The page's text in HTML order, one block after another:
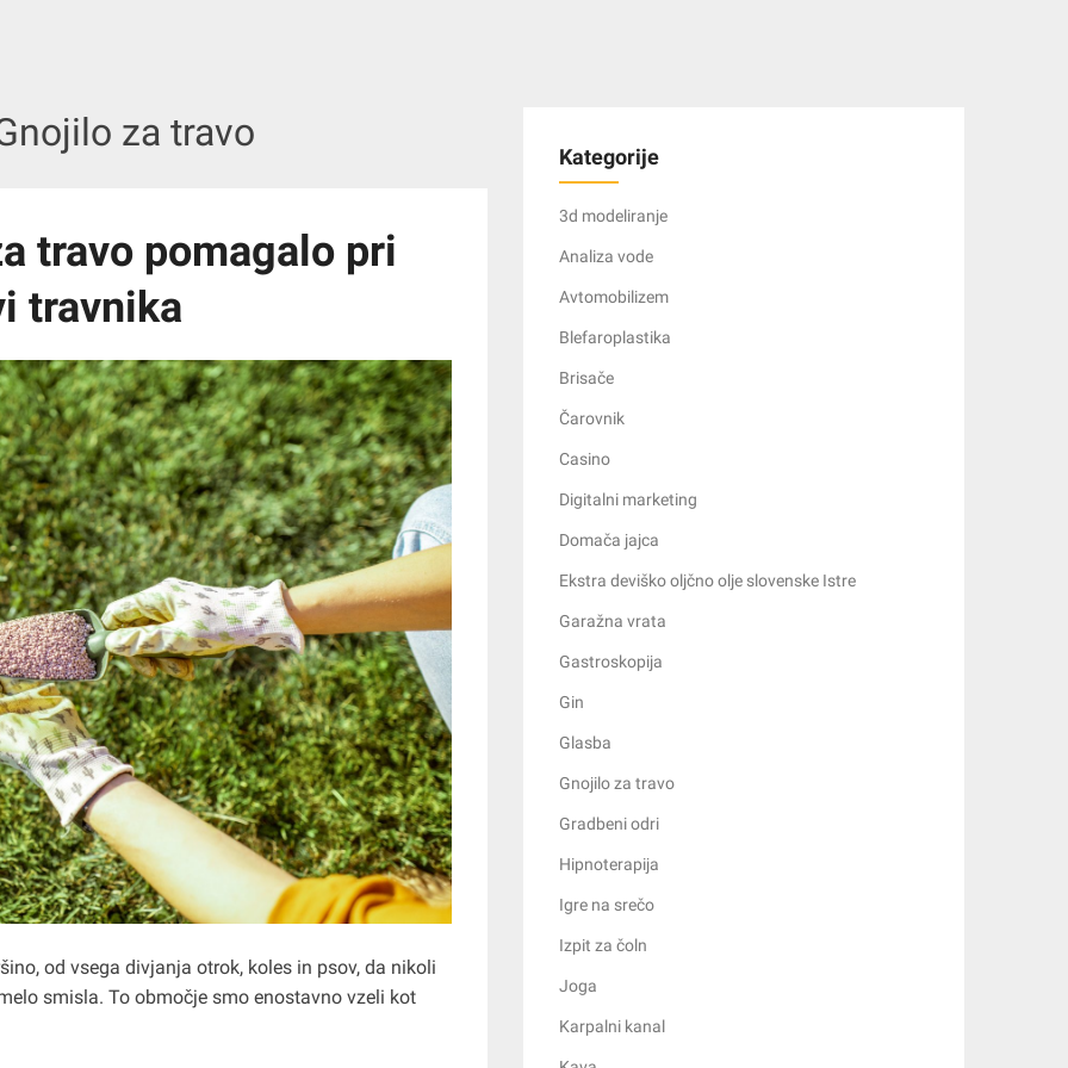
za travo
travo pomagalo pri
travnika
od vsega divjanja otrok, koles in psov, da nikoli
smisla. To območje smo enostavno vzeli kot
Kategorije
3d modeliranje
Analiza vode
Avtomobilizem
Blefaroplastika
Brisače
Čarovnik
Casino
Digitalni marketing
Domača jajca
Ekstra deviško oljčno olje slovenske Istre
Garažna vrata
Gastroskopija
Gin
Glasba
Gnojilo za travo
Gradbeni odri
Hipnoterapija
Igre na srečo
Izpit za čoln
Joga
Karpalni kanal